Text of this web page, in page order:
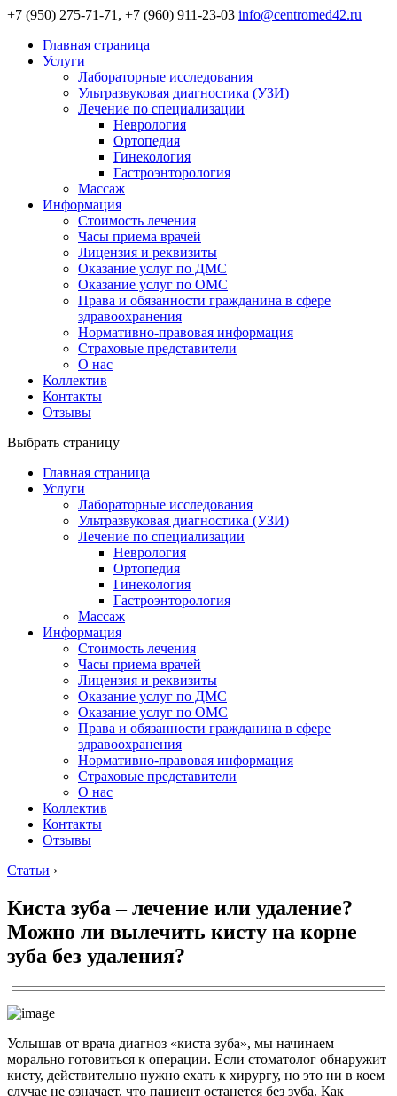
+7 (950) 275-71-71, +7 (960) 911-23-03 info@centromed42.ru
Главная страница
Услуги
Лабораторные исследования
Ультразвуковая диагностика (УЗИ)
Лечение по специализации
Неврология
Ортопедия
Гинекология
Гастроэнторология
Массаж
Информация
Стоимость лечения
Часы приема врачей
Лицензия и реквизиты
Оказание услуг по ДМС
Оказание услуг по ОМС
Права и обязанности гражданина в сфере
здравоохранения
Нормативно-правовая информация
Страховые представители
О нас
Коллектив
Контакты
Отзывы
Выбрать страницу
Главная страница
Услуги
Лабораторные исследования
Ультразвуковая диагностика (УЗИ)
Лечение по специализации
Неврология
Ортопедия
Гинекология
Гастроэнторология
Массаж
Информация
Стоимость лечения
Часы приема врачей
Лицензия и реквизиты
Оказание услуг по ДМС
Оказание услуг по ОМС
Права и обязанности гражданина в сфере
здравоохранения
Нормативно-правовая информация
Страховые представители
О нас
Коллектив
Контакты
Отзывы
Статьи ›
Киста зуба – лечение или удаление?
Можно ли вылечить кисту на корне
зуба без удаления?
Услышав от врача диагноз «киста зуба», мы начинаем
морально готовиться к операции. Если стоматолог обнаружит
кисту, действительно нужно ехать к хирургу, но это ни в коем
случае не означает, что пациент останется без зуба. Как